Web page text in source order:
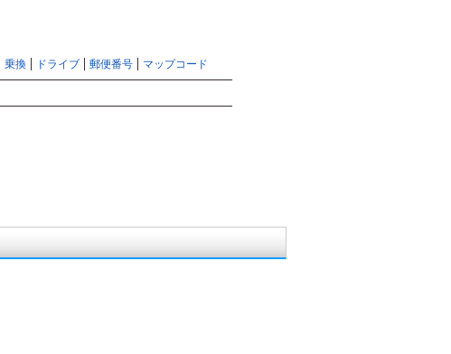
乗換 ドライブ 郵便番号 マップコード